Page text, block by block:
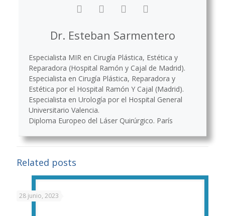
Dr. Esteban Sarmentero
Especialista MIR en Cirugía Plástica, Estética y
Reparadora (Hospital Ramón y Cajal de Madrid).
Especialista en Cirugía Plástica, Reparadora y
Estética por el Hospital Ramón Y Cajal (Madrid).
Especialista en Urología por el Hospital General
Universitario Valencia.
Diploma Europeo del Láser Quirúrgico. París
Related posts
28 junio, 2023